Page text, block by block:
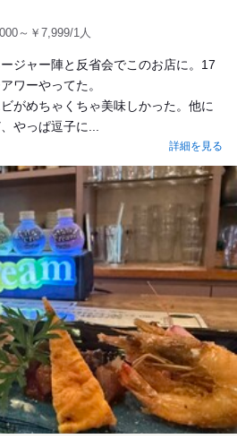
～￥7,999/1人
ジャー陣と反省会でこのお店に。17
ワーやってた。
がめちゃくちゃ美味しかった。他に
やっぱ逗子に...
詳細を見る